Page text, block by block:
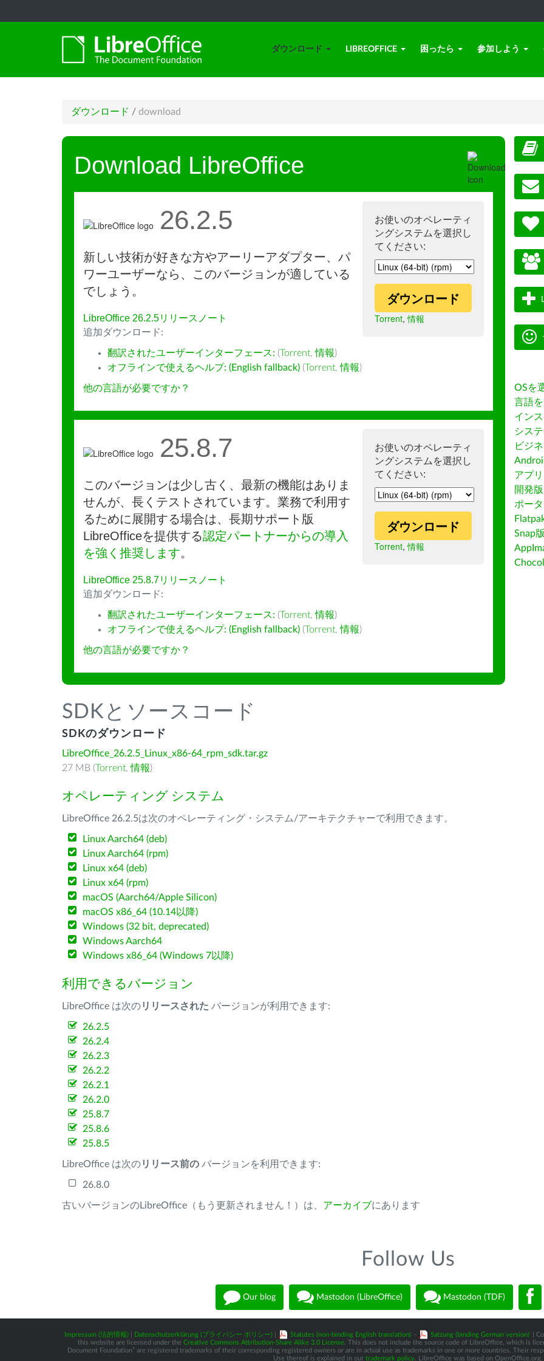
ダウンロード LIBREOFFICE 困ったら 参加しよう
ダウンロード / download
Download LibreOffice
お使いのオペレーティ
ングシステムを選択し
てください:
ダウンロード
Torrent,情報
26.2.5
新しい技術が好きな方やアーリーアダプター、パ
ワーユーザーなら、このバージョンが適している
でしょう。
LibreOffice 26.2.5リリースノート
追加ダウンロード:
翻訳されたユーザーインターフェース: (Torrent,情報)
オフラインで使えるヘルプ: (English fallback) (Torrent,情報)
他の言語が必要ですか？
お使いのオペレーティ
ングシステムを選択し
てください:
ダウンロード
Torrent,情報
25.8.7
このバージョンは少し古く、最新の機能はありま
せんが、長くテストされています。業務で利用す
るために展開する場合は、長期サポート版
LibreOfficeを提供する認定パートナーからの導入
を強く推奨します。
LibreOffice 25.8.7リリースノート
追加ダウンロード:
翻訳されたユーザーインターフェース: (Torrent,情報)
オフラインで使えるヘルプ: (English fallback) (Torrent,情報)
他の言語が必要ですか？
SDKとソースコード
SDKのダウンロード
LibreOffice_26.2.5_Linux_x86-64_rpm_sdk.tar.gz
27 MB (Torrent,情報)
オペレーティング システム
LibreOffice 26.2.5は次のオペレーティング・システム/アーキテクチャーで利用できます。
Linux Aarch64 (deb)
Linux Aarch64 (rpm)
Linux x64 (deb)
Linux x64 (rpm)
macOS (Aarch64/Apple Silicon)
macOS x86_64 (10.14以降)
Windows (32 bit, deprecated)
Windows Aarch64
Windows x86_64 (Windows 7以降)
利用できるバージョン
LibreOffice は次のリリースされた バージョンが利用できます:
26.2.5
26.2.4
26.2.3
26.2.2
26.2.1
26.2.0
25.8.7
25.8.6
25.8.5
LibreOffice は次のリリース前の バージョンを利用できます:
26.8.0
古いバージョンのLibreOffice（もう更新されません！）は、 アーカイブにあります
OSを
言語
イン
シス
ビジ
アプ
開発版
ポー
Snap版
Follow Us
Our blog Mastodon (LibreOffice) Mastodon (TDF)
Impressum (法的情報) Datenschutzerklärung (プライバシー ポリシー) Statutes (non-binding English translation) - Satzung (binding German version)
|
this website are licensed under the Creative Commons Attribution-Share Alike 3.0 License. This does not include the source code of LibreOffice, which is
Document Foundation” are registered trademarks of their corresponding registered owners or are in actual use as trademarks in one or more countries. Their
Use thereof is explained in our trademark policy . LibreOffice was based on OpenOffice.org.